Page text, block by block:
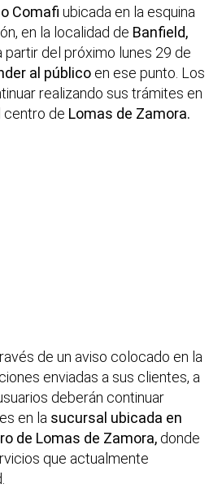
Comafi ubicada en la esquina
en la localidad de Banfield,
partir del próximo lunes 29 de
al público en ese punto. Los
realizando sus trámites en
centro de Lomas de Zamora.
de un aviso colocado en la
enviadas a sus clientes, a
deberán continuar
en la sucursal ubicada en
de Lomas de Zamora, donde
que actualmente